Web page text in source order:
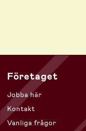
Företaget
Jobba här
Kontakt
Vanliga frågor